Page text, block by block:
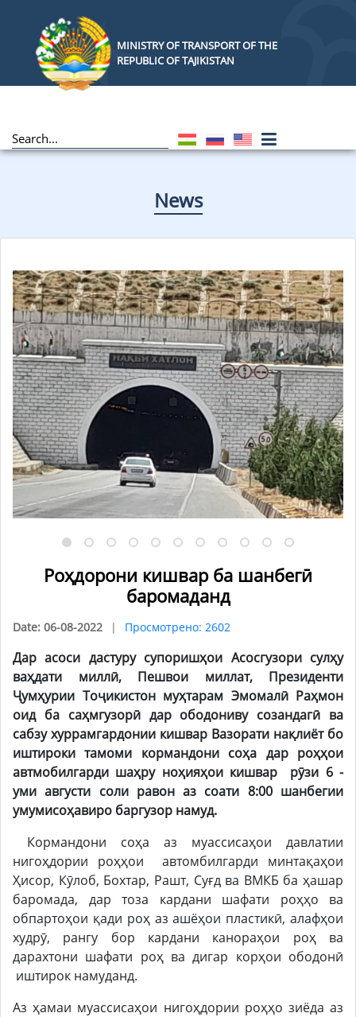
MINISTRY OF TRANSPORT OF THE
REPUBLIC OF TAJIKISTAN
News
Роҳдорони кишвар ба шанбегӣ
баромаданд
Date: 06-08-2022 Просмотрено: 2602
Дар асоси дастуру супоришҳои Асосгузори сулҳу
ваҳдати миллӣ, Пешвои миллат, Президенти
Ҷумҳурии Тоҷикистон муҳтарам Эмомалӣ Раҳмон
оид ба саҳмгузорӣ дар ободониву созандагӣ ва
сабзу хуррамгардонии кишвар Вазорати нақлиёт бо
иштироки тамоми кормандони соҳа дар роҳҳои
автмобилгарди шаҳру ноҳияҳои кишвар рӯзи 6 -
уми августи соли равон аз соати 8:00 шанбегии
умумисоҳавиро баргузор намуд.
Кормандони соҳа аз муассисаҳои давлатии
нигоҳдории роҳҳои автомбилгарди минтақаҳои
Ҳисор, Кӯлоб, Бохтар, Рашт, Суғд ва ВМКБ ба ҳашар
баромада, дар тоза кардани шафати роҳҳо ва
обпартоҳои қади роҳ аз ашёҳои пластикӣ, алафҳои
худрӯ, рангу бор кардани канораҳои роҳ ва
дарахтони шафати роҳ ва дигар корҳои ободонӣ
иштирок намуданд.
Аз ҳамаи муассисаҳои нигоҳдории роҳҳо зиёда аз